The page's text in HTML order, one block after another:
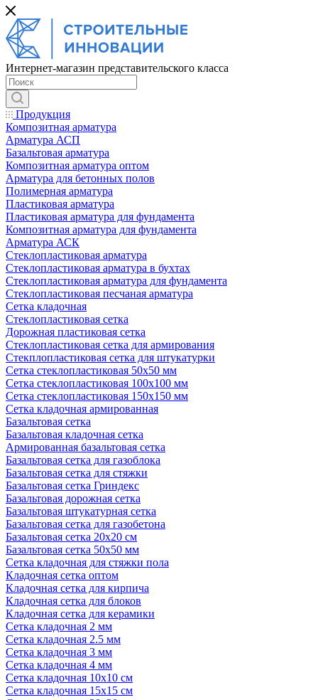
Интернет-магазин представительского класса
Продукция
Композитная арматура
Арматура АСП
Базальтовая арматура
Композитная арматура оптом
Арматура для бетонных полов
Полимерная арматура
Пластиковая арматура
Пластиковая арматура для фундамента
Композитная арматура для фундамента
Арматура АСК
Cтеклопластиковая арматура
Стеклопластиковая арматура в бухтах
Стеклопластиковая арматура для фундамента
Стеклопластиковая песчаная арматура
Сетка кладочная
Стеклопластиковая сетка
Дорожная пластиковая сетка
Стеклопластиковая сетка для армирования
Стекплопластиковая сетка для штукатурки
Сетка стеклопластиковая 50x50 мм
Сетка стеклопластиковая 100x100 мм
Сетка стеклопластиковая 150x150 мм
Сетка кладочная армированная
Базальтовая сетка
Базальтовая кладочная сетка
Армированная базальтовая сетка
Базальтовая сетка для газоблока
Базальтовая сетка для стяжки
Базальтовая сетка Гриндекс
Базальтовая дорожная сетка
Базальтовая штукатурная сетка
Базальтовая сетка для газобетона
Базальтовая сетка 20x20 см
Базальтовая сетка 50x50 мм
Сетка кладочная для стяжки пола
Кладочная сетка оптом
Кладочная сетка для кирпича
Кладочная сетка для блоков
Кладочная сетка для керамики
Сетка кладочная 2 мм
Сетка кладочная 2.5 мм
Сетка кладочная 3 мм
Сетка кладочная 4 мм
Сетка кладочная 10x10 см
Сетка кладочная 15x15 см